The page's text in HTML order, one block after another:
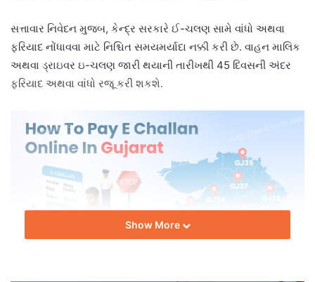
સત્તાવાર નિવેદન મુજબ, કેન્દ્ર સરકારે ઈ-ચલણ સામે વાંધો અથવા
ફરિયાદ નોંધાવવા માટે નિશ્ચિત સમયમર્યાદા નક્કી કરી છે. વાહન માલિક
અથવા ડ્રાઇવર ઇ-ચલણ જારી થયાની તારીખથી 45 દિવસની અંદર
ફરિયાદ અથવા વાંધો રજૂ કરી શકશે.
Show More